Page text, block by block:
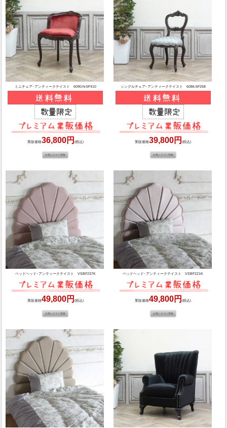
ミニチェア･アンティークテイスト 6090-N-5F410
業販価格36,800円 (税込)
シングルチェア･アンティークテイスト 6086-5F268
業販価格39,800円(税込)
ベッドヘッド･アンティークテイスト VSBF237K
業販価格49,800円 (税込)
ベッドヘッド･アンティークテイスト VSBF221K
業販価格49,800円(税込)